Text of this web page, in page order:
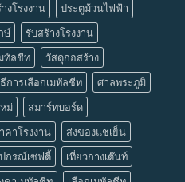
งโรงงาน
ประตูม้วนไฟฟ้า
ษ์
รับสร้างโรงงาน
ทัลชีท
วัสดุก่อสร้าง
การเลือกเมทัลชีท
ศาลพระภูมิ
ม่
สมาร์ทบอร์ด
คาโรงงาน
ส่งของแช่เย็น
กรณ์เซฟตี้
เที่ยวกางเต๊นท์